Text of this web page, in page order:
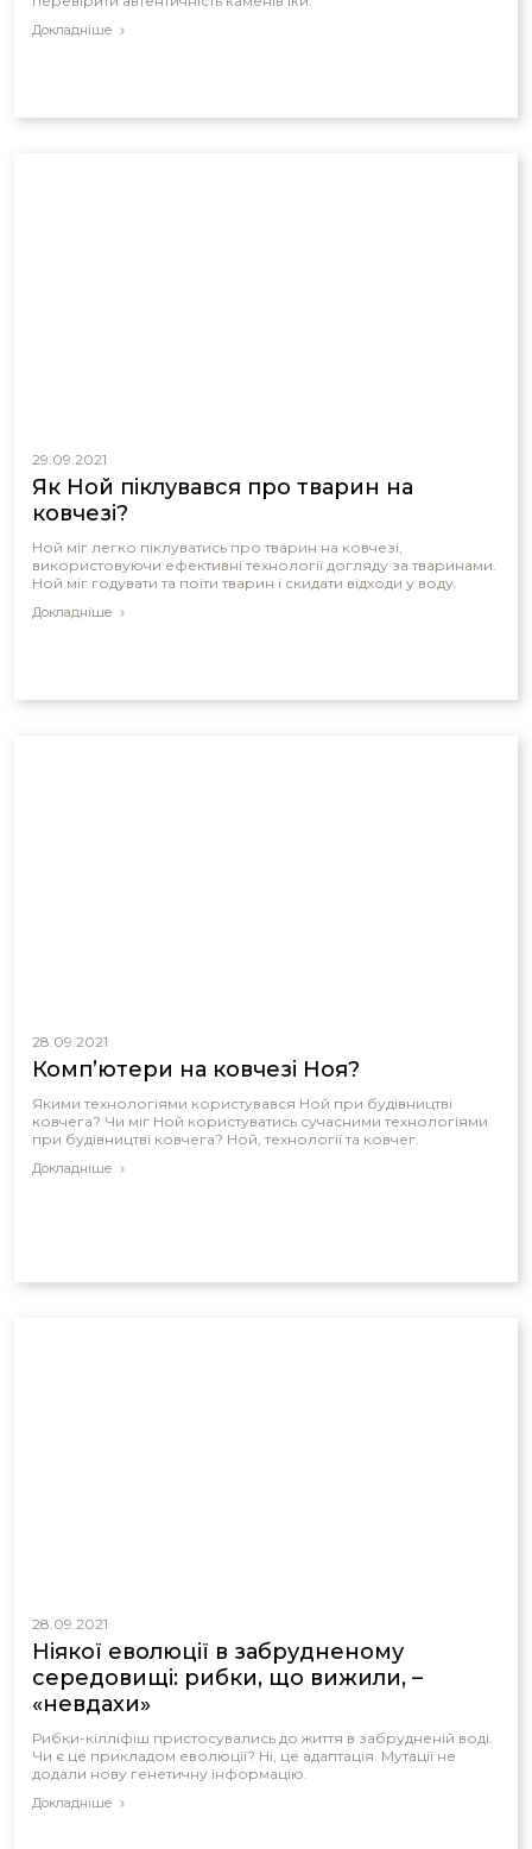
Докладніше
29.09.2021
Як Ной піклувався про тварин на
ковчезі?
Ной міг легко піклуватись про тварин на ковчезі,
використовуючи ефективні технології догляду за тваринами.
Ной міг годувати та поїти тварин і скидати відходи у воду.
Докладніше
28.09.2021
Комп’ютери на ковчезі Ноя?
Якими технологіями користувався Ной при будівництві
ковчега? Чи міг Ной користуватись сучасними технологіями
при будівництві ковчега? Ной, технології та ковчег.
Докладніше
28.09.2021
Ніякої еволюції в забрудненому
середовищі: рибки, що вижили, –
«невдахи»
Рибки-кілліфіш пристосувались до життя в забрудненій воді.
Чи є це прикладом еволюції? Ні, це адаптація. Мутації не
додали нову генетичну інформацію.
Докладніше